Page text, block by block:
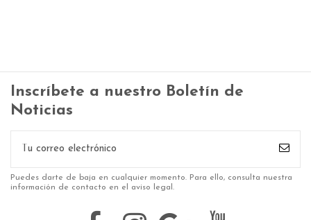
Inscríbete a nuestro Boletín de
Noticias
Puedes darte de baja en cualquier momento. Para ello, consulta nuestra
información de contacto en el aviso legal.